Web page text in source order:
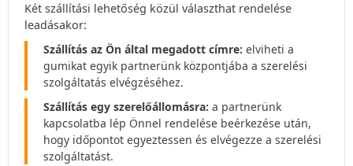
Két szállítási lehetőség közül választhat rendelése
leadásakor:
Szállítás az Ön által megadott címre: elviheti a
gumikat egyik partnerünk központjába a szerelési
szolgáltatás elvégzéséhez.
Szállítás egy szerelőállomásra: a partnerünk
kapcsolatba lép Önnel rendelése beérkezése után,
hogy időpontot egyeztessen és elvégezze a szerelési
szolgáltatást.